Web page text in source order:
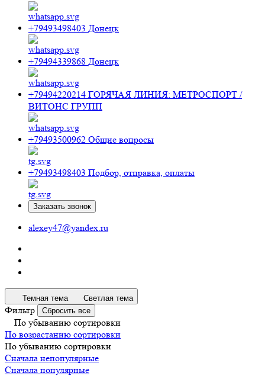
+79493498403 Донецк
+79494339868 Донецк
+79494220214 ГОРЯЧАЯ ЛИНИЯ: МЕТРОСПОРТ /
ВИТОНС ГРУПП
+79493500962 Общие вопросы
+79493498403 Подбор, отправка, оплаты
Заказать звонок
alexey47@yandex.ru
Темная тема Светлая тема
Фильтр Сбросить все
По убыванию сортировки
По возрастанию сортировки
По убыванию сортировки
Сначала непопулярные
Сначала популярные